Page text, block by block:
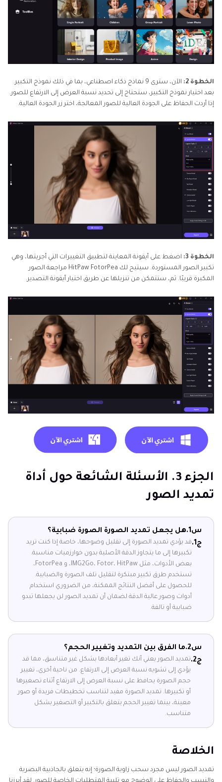
الخطوة 2:
الآن، سترى 9 نماذج ذكاء اصطناعي، بما في ذلك نموذج التكبير.
بعد اختيار نموذج التكبير، ستحتاج إلى تحديد نسبة العرض إلى الارتفاع للصور.
إذا أردت الحفاظ على الجودة العالية للصور المعالجة، اختر زر الجودة العالية.
الخطوة 3:
اضغط على أيقونة المعاينة لتطبيق التغييرات التي أجريتها، وهي
تكبير الصور المستوردة. سيتيح لك HitPaw FotorPea مراجعة الصور
المكبرة قريبًا. ثم، ستتمكن من تنزيلها عن طريق اختيار أيقونة التصدير.
الجزء 3. الأسئلة الشائعة حول أداة
تمديد الصور
س1.
هل يجعل تمديد الصورة الصورة ضبابية؟
ج1.
قد يؤدي تمديد الصورة إلى تقليل وضوحها، خاصة إذا كنت تريد
تكبيرها إلى ما يتجاوز الدقة الأصلية بدون خوارزميات مناسبة.
بعض الأدوات، مثل IMG2Go، Fotor، HitPaw، و FotorPea،
تستخدم طرق تكبير مبتكرة لتقليل تلف الصورة والضبابية.
للحصول على أفضل النتائج الممكنة، من الضروري استخدام
أدوات وصور عالية الدقة لضمان أن تمديد الصور لن يجعلها تبدو
ضبابية أو تالفة.
س2.
ما الفرق بين التمديد وتغيير الحجم؟
ج2.
تمديد الصور يعني أنك تغير أبعادها بشكل غير متناسق، مما قد
يؤدي إلى تشويه نسبة العرض إلى الارتفاع. من ناحية أخرى، تغيير
حجم الصورة يحافظ على نسبة العرض إلى الارتفاع أثناء تصغيرها
أو تكبيرها. تمديد الصورة مفيد لتناسب تخطيطات فريدة أو صور
معينة، بينما تغيير الحجم يتعلق بالتكبير أو التصغير بشكل
متناسب.
الخلاصة
تمديد الصور ليس مجرد سحب زاوية الصورة؛ إنه يتعلق بالجاذبية البصرية